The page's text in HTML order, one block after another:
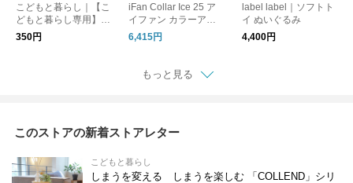
こどもと暮らし｜【こ
どもと暮らし専用】熨
斗(のし)ラッピング
350円
iFan Collar Ice 25 ア
イファン カラーアイ
ス 25
6,415円
label label｜ソフトト
イ ぬいぐるみ
4,400円
もっと見る
このストアの新着ストアレター
こどもと暮らし
しまうを変える しまうを楽しむ 「COLLEND」シリ